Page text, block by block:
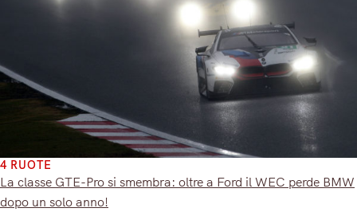
4 RUOTE
La classe GTE-Pro si smembra: oltre a Ford il WEC perde BMW
dopo un solo anno!